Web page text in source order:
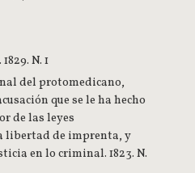
N. 1
del protomedicano,
que se le ha hecho
de las leyes
libertad de imprenta, y
en lo criminal. 1823. N.